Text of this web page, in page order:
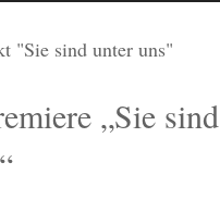
„Sie sind